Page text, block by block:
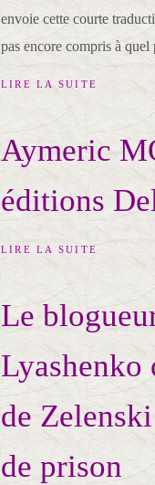
envoie cette courte
pas encore compris à
LIRE LA SUITE
Aymeric
éditions
LIRE LA SUITE
Le
Lyashenko
de
de prison